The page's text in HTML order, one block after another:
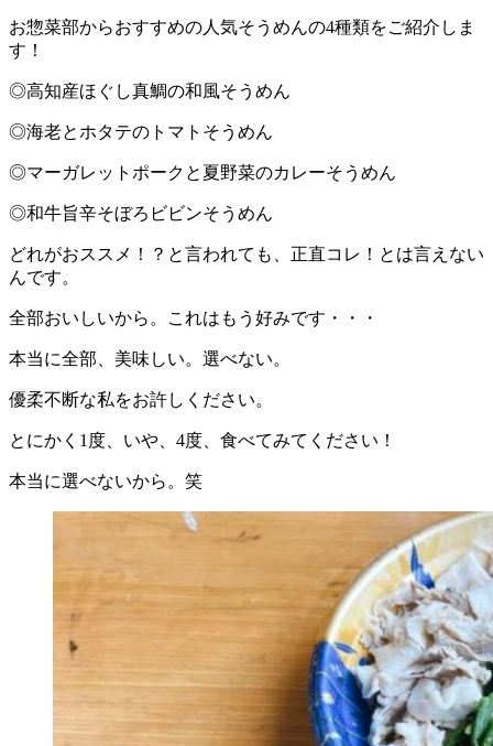
お惣菜部からおすすめの人気そうめんの4種類をご紹介しま
す！
◎高知産ほぐし真鯛の和風そうめん
◎海老とホタテのトマトそうめん
◎マーガレットポークと夏野菜のカレーそうめん
◎和牛旨辛そぼろビビンそうめん
どれがおススメ！？と言われても、正直コレ！とは言えない
んです。
全部おいしいから。これはもう好みです・・・
本当に全部、美味しい。選べない。
優柔不断な私をお許しください。
とにかく1度、いや、4度、食べてみてください！
本当に選べないから。笑